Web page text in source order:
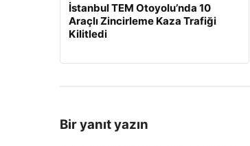
İstanbul TEM Otoyolu’nda 10
Araçlı Zincirleme Kaza Trafiği
Kilitledi
Bir yanıt yazın